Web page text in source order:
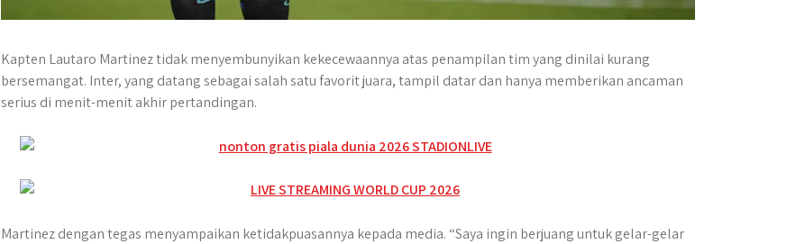
Kapten Lautaro Martinez tidak menyembunyikan kekecewaannya atas penampilan tim yang dinilai kurang
bersemangat. Inter, yang datang sebagai salah satu favorit juara, tampil datar dan hanya memberikan ancaman
serius di menit-menit akhir pertandingan.
Martinez dengan tegas menyampaikan ketidakpuasannya kepada media. “Saya ingin berjuang untuk gelar-gelar